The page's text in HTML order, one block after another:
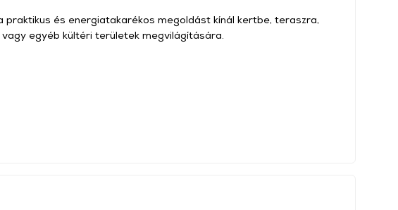
praktikus és energiatakarékos megoldást kínál kertbe, teraszra,
egyéb kültéri területek megvilágítására.